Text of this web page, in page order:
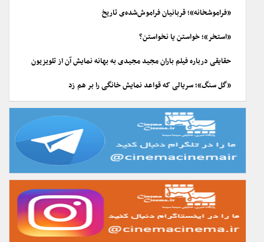
«فراموشخانه»؛ قربانیان فراموش‌شده‌ی تاریخ
«استخر»؛ خواستن یا نخواستن؟
حقایقی درباره فیلم باران مجید مجیدی به بهانه نمایش آن از تلویزیون
«گل سنگ»؛ سریالی که قواعد نمایش خانگی را بر هم زد